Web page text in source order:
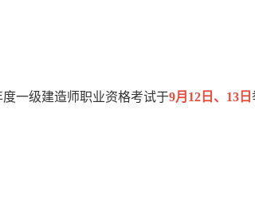
一级建造师职业资格考试于9月12日、13日